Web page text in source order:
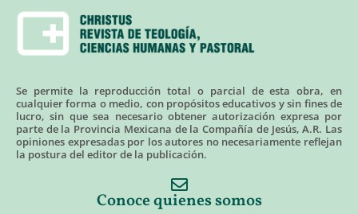
Se permite la reproducción total o parcial de esta obra, en
cualquier forma o medio, con propósitos educativos y sin fines de
lucro, sin que sea necesario obtener autorización expresa por
parte de la Provincia Mexicana de la Compañía de Jesús, A.R. Las
opiniones expresadas por los autores no necesariamente reflejan
la postura del editor de la publicación.
Conoce quienes somos